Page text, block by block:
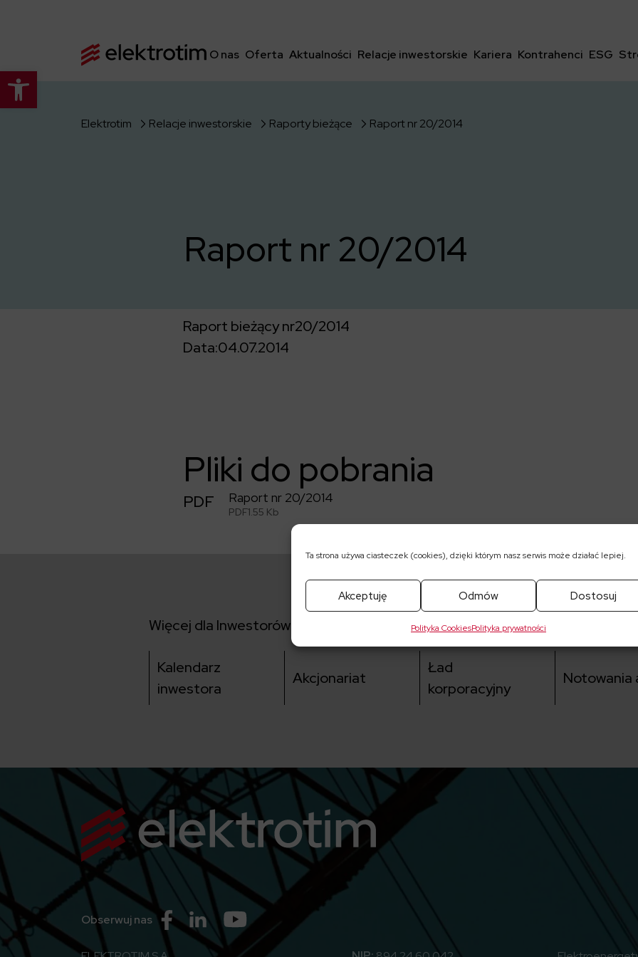
Otwórz pasek narzędzi
Ta strona używa ciasteczek (cookies), dzięki którym nasz serwis może działać lepiej.
Akceptuję Odmów Dostosuj
Polityka CookiesPolityka prywatności
O nas Oferta Aktualności Relacje inwestorskie Kariera Kontrahenci ESG
Elektrotim Relacje inwestorskie Raporty bieżące Raport nr 20/2014
Raport nr 20/2014
Raport bieżący nr20/2014
Data:04.07.2014
Pliki do pobrania
PDF Raport nr 20/2014
PDF1.55 Kb
Więcej dla Inwestorów:
Kalendarz
inwestora
Akcjonariat
Ład
korporacyjny
Notowania
Obserwuj nas Przejdź do Facebook
Przejdź do LinkedinPrzejdź do Youtube